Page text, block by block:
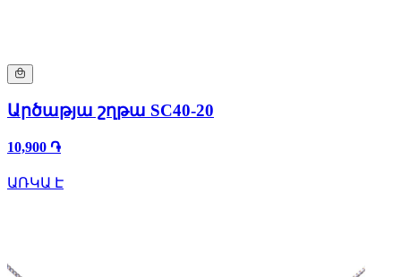
Արծաթյա շղթա SC40-20
10,900 ֏
ԱՌԿԱ Է